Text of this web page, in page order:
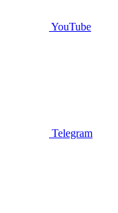
YouTube
Telegram